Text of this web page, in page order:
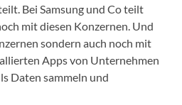
Bei Samsung und Co teilt
mit diesen Konzernen. Und
sondern auch noch mit
Apps von Unternehmen
Daten sammeln und